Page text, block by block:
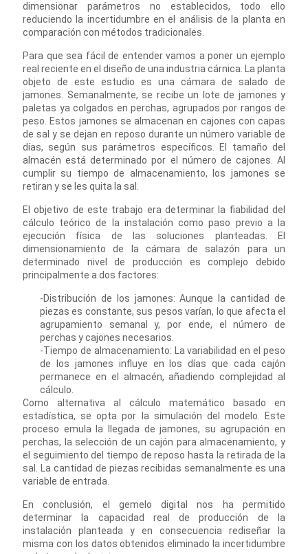
dimensionar parámetros no establecidos, todo ello
reduciendo la incertidumbre en el análisis de la planta en
comparación con métodos tradicionales.
Para que sea fácil de entender vamos a poner un ejemplo
real reciente en el diseño de una industria cárnica. La planta
objeto de este estudio es una cámara de salado de
jamones. Semanalmente, se recibe un lote de jamones y
paletas ya colgados en perchas, agrupados por rangos de
peso. Estos jamones se almacenan en cajones con capas
de sal y se dejan en reposo durante un número variable de
días, según sus parámetros específicos. El tamaño del
almacén está determinado por el número de cajones. Al
cumplir su tiempo de almacenamiento, los jamones se
retiran y se les quita la sal.
El objetivo de este trabajo era determinar la fiabilidad del
cálculo teórico de la instalación como paso previo a la
ejecución física de las soluciones planteadas. El
dimensionamiento de la cámara de salazón para un
determinado nivel de producción es complejo debido
principalmente a dos factores:
-Distribución de los jamones: Aunque la cantidad de
piezas es constante, sus pesos varían, lo que afecta el
agrupamiento semanal y, por ende, el número de
perchas y cajones necesarios.
-Tiempo de almacenamiento: La variabilidad en el peso
de los jamones influye en los días que cada cajón
permanece en el almacén, añadiendo complejidad al
cálculo.
Como alternativa al cálculo matemático basado en
estadística, se opta por la simulación del modelo. Este
proceso emula la llegada de jamones, su agrupación en
perchas, la selección de un cajón para almacenamiento, y
el seguimiento del tiempo de reposo hasta la retirada de la
sal. La cantidad de piezas recibidas semanalmente es una
variable de entrada.
En conclusión, el gemelo digital nos ha permitido
determinar la capacidad real de producción de la
instalación planteada y en consecuencia rediseñar la
misma con los datos obtenidos eliminado la incertidumbre